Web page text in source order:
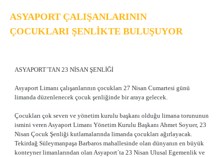
ASYAPORT ÇALIŞANLARININ
ÇOCUKLARI ŞENLİKTE BULUŞUYOR
ASYAPORT´TAN 23 NİSAN ŞENLİĞİ
Asyaport Limanı çalışanlarının çocukları 27 Nisan Cumartesi günü
limanda düzenlenecek çocuk şenliğinde bir araya gelecek.
Çocukları çok seven ve yönetim kurulu başkanı olduğu limana torununun
ismini veren Asyaport Limanı Yönetim Kurulu Başkanı Ahmet Soyuer, 23
Nisan Çocuk Şenliği kutlamalarında limanda çocukları ağırlayacak.
Tekirdağ Süleymanpaşa Barbaros mahallesinde olan dünyanın en büyük
konteyner limanlarından olan Asyaport´ta 23 Nisan Ulusal Egemenlik ve